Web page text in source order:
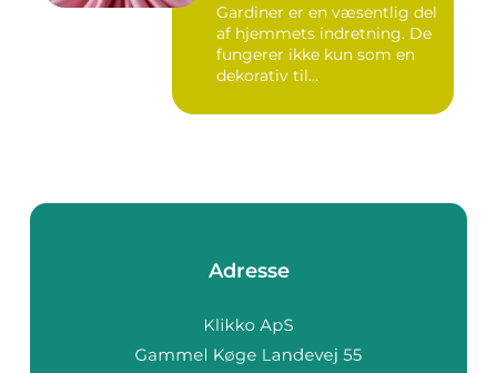
Gardiner er en væsentlig del
af hjemmets indretning. De
fungerer ikke kun som en
dekorativ til...
Adresse